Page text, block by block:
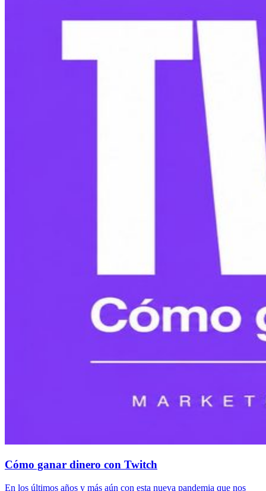
Cómo ganar dinero con Twitch
En los últimos años y más aún con esta nueva pandemia que nos